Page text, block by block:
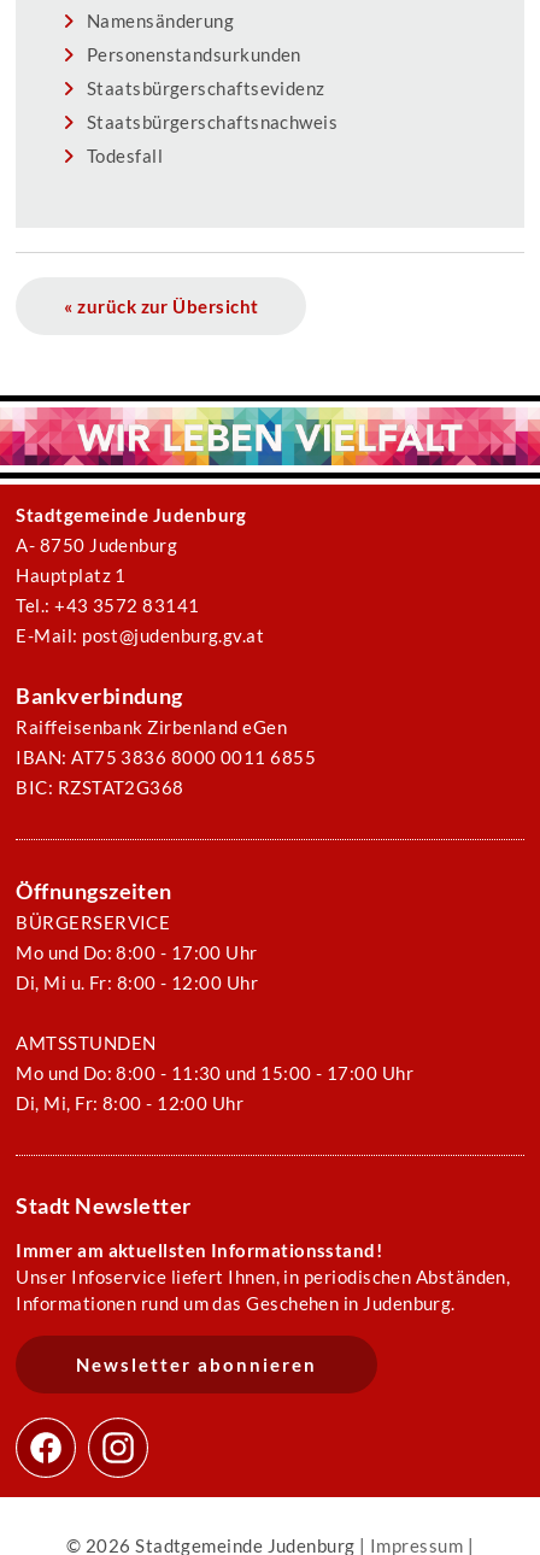
Namensänderung
Personenstandsurkunden
Staatsbürgerschaftsevidenz
Staatsbürgerschaftsnachweis
Todesfall
« zurück zur Übersicht
Stadtgemeinde Judenburg
A- 8750 Judenburg
Hauptplatz 1
Tel.: +43 3572 83141
E-Mail: post@judenburg.gv.at
Bankverbindung
Raiffeisenbank Zirbenland eGen
IBAN: AT75 3836 8000 0011 6855
BIC: RZSTAT2G368
Öffnungszeiten
BÜRGERSERVICE
Mo und Do: 8:00 - 17:00 Uhr
Di, Mi u. Fr: 8:00 - 12:00 Uhr
AMTSSTUNDEN
Mo und Do: 8:00 - 11:30 und 15:00 - 17:00 Uhr
Di, Mi, Fr: 8:00 - 12:00 Uhr
Stadt Newsletter
Immer am aktuellsten Informationsstand!
Unser Infoservice liefert Ihnen, in periodischen Abständen,
Informationen rund um das Geschehen in Judenburg.
Newsletter abonnieren
© 2026 Stadtgemeinde Judenburg | Impressum |